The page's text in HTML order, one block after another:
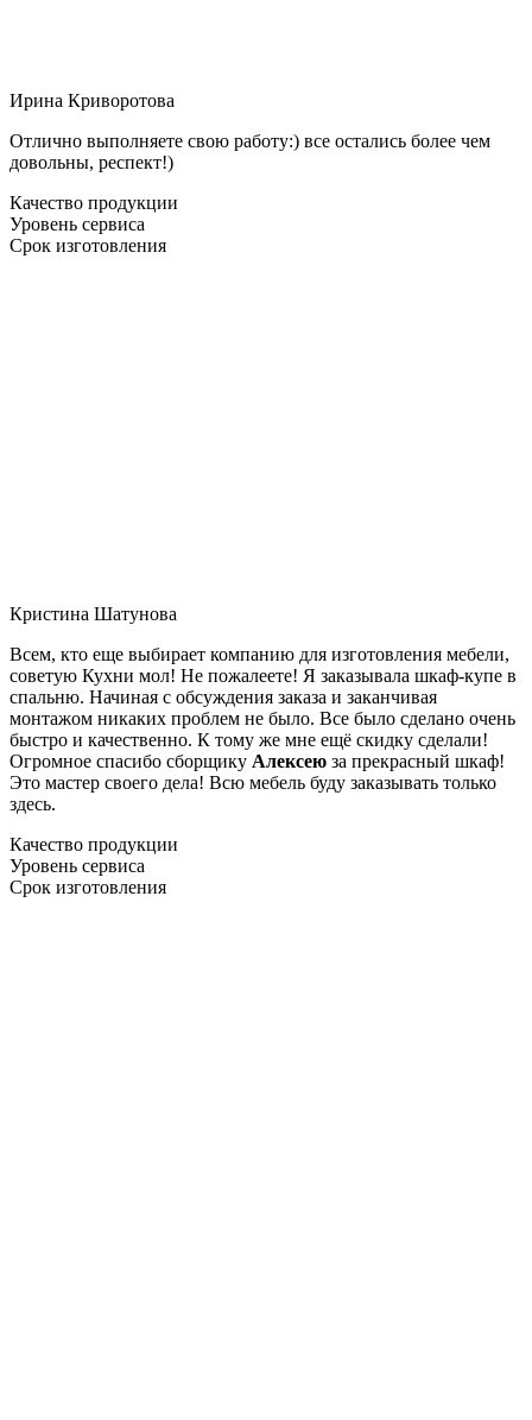
Ирина Криворотова
Отлично выполняете свою работу:) все остались более чем
довольны, респект!)
Качество продукции
Уровень сервиса
Срок изготовления
Кристина Шатунова
Всем, кто еще выбирает компанию для изготовления мебели,
советую Кухни мол! Не пожалеете! Я заказывала шкаф-купе в
спальню. Начиная с обсуждения заказа и заканчивая
монтажом никаких проблем не было. Все было сделано очень
быстро и качественно. К тому же мне ещё скидку сделали!
Огромное спасибо сборщику Алексею за прекрасный шкаф!
Это мастер своего дела! Всю мебель буду заказывать только
здесь.
Качество продукции
Уровень сервиса
Срок изготовления